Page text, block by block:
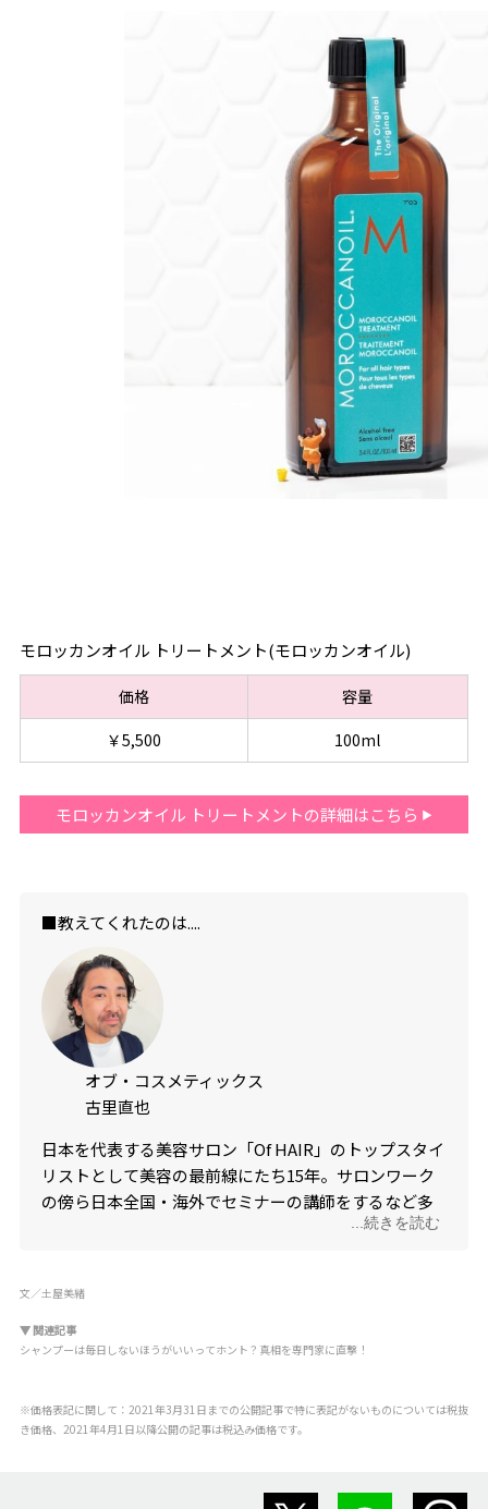
モロッカンオイル トリートメント(モロッカンオイル)
価格
容量
￥5,500
100ml
モロッカンオイル トリートメントの詳細はこちら
■教えてくれたのは....
オブ・コスメティックス
古里直也
日本を代表する美容サロン「Of HAIR」のトップスタイ
リストとして美容の最前線にたち15年。サロンワーク
の傍ら日本全国・海外でセミナーの講師をするなど多
方面で活躍をしており、国内にとどまらず海外でも評
も、ナチュラルコスメブランド「オブ・コスメティッ
クス」の営業部長として日々商品開発や店舗開発など
邁進し続けている。
...続きを読む
文／土屋美緒
▼ 関連記事
シャンプーは毎日しないほうがいいってホント？真相を専門家に直撃！
※価格表記に関して：2021年3月31日までの公開記事で特に表記がないものについては税抜
き価格、2021年4月1日以降公開の記事は税込み価格です。